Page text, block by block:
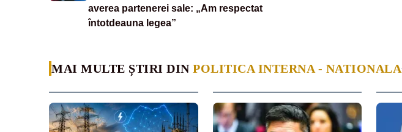
averea partenerei sale: „Am respectat
întotdeauna legea”
MAI MULTE ȘTIRI DIN POLITICA INTERNA - NATIONALA